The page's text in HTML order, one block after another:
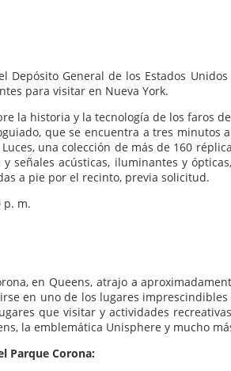
Depósito General de los Estados
para visitar en Nueva York.
la historia y la tecnología de los faros
que se encuentra a tres minutos
una colección de más de 160
señales acústicas, iluminantes y
a pie por el recinto, previa solicitud.
p. m.
en Queens, atrajo a
en uno de los lugares
que visitar y actividades
la emblemática Unisphere y mucho
Parque Corona: